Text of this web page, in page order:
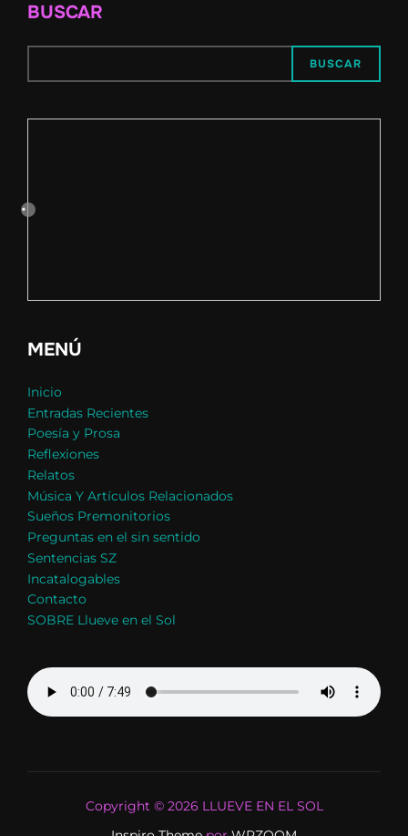
BUSCAR
BUSCAR
MENÚ
Inicio
Entradas Recientes
Poesía y Prosa
Reflexiones
Relatos
Música Y Artículos Relacionados
Sueños Premonitorios
Preguntas en el sin sentido
Sentencias SZ
Incatalogables
Contacto
SOBRE Llueve en el Sol
Copyright © 2026 LLUEVE EN EL SOL